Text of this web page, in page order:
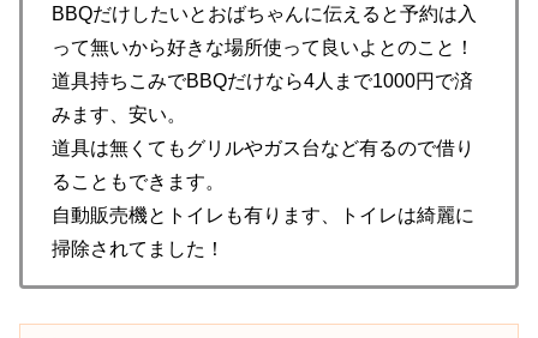
BBQだけしたいとおばちゃんに伝えると予約は入
って無いから好きな場所使って良いよとのこと！
道具持ちこみでBBQだけなら4人まで1000円で済
みます、安い。
道具は無くてもグリルやガス台など有るので借り
ることもできます。
自動販売機とトイレも有ります、トイレは綺麗に
掃除されてました！